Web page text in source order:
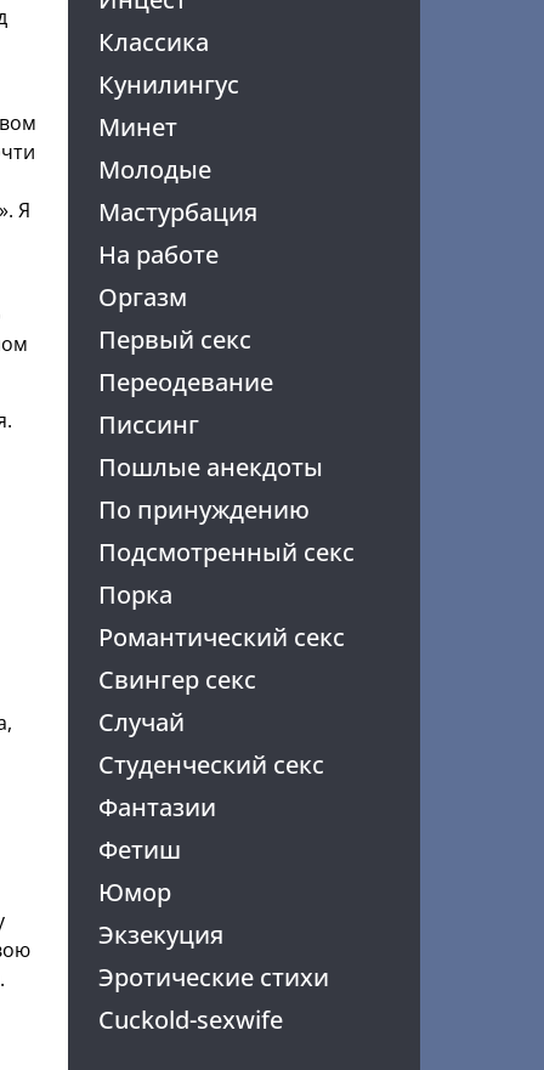
Классика
Кунилингус
Минет
Молодые
Мастурбация
На работе
Оргазм
Первый секс
Переодевание
Писсинг
Пошлые анекдоты
По принуждению
Подсмотренный секс
Порка
Романтический секс
Свингер секс
Случай
Студенческий секс
Фантазии
Фетиш
Юмор
Экзекуция
Эротические стихи
Cuckold-sexwife
Я